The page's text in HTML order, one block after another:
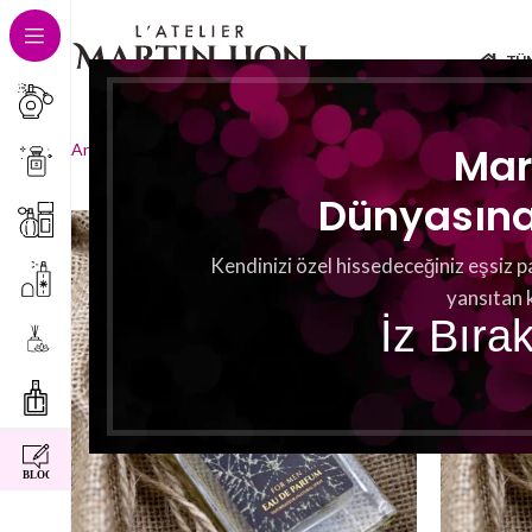
Kendinizi özel hissedeceğiniz eşsiz
yansıtan
İz
instagram
facebook
Ana Sayfa Herznoten Basilikum
2 sonucun tümü gösteriliyor